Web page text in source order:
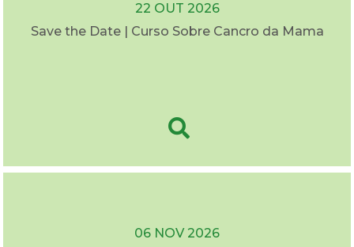
22 OUT 2026
Save the Date | Curso Sobre Cancro da Mama
06 NOV 2026